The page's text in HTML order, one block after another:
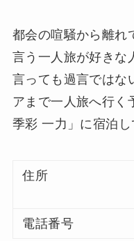
都会の喧騒から離れ
言う一人旅が好きな
言っても過言ではな
アまで一人旅へ行く
季彩 一力」に宿泊し
住所
電話番号